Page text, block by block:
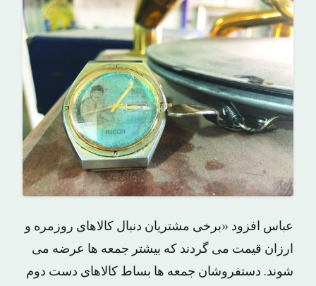
عباس افزود «برخی مشتریان دنبال کالاهای روزمره و
ارزان قیمت می گردند که بیشتر جمعه ها عرضه می
شوند. دستفروشان جمعه ها بساط کالاهای دست دوم